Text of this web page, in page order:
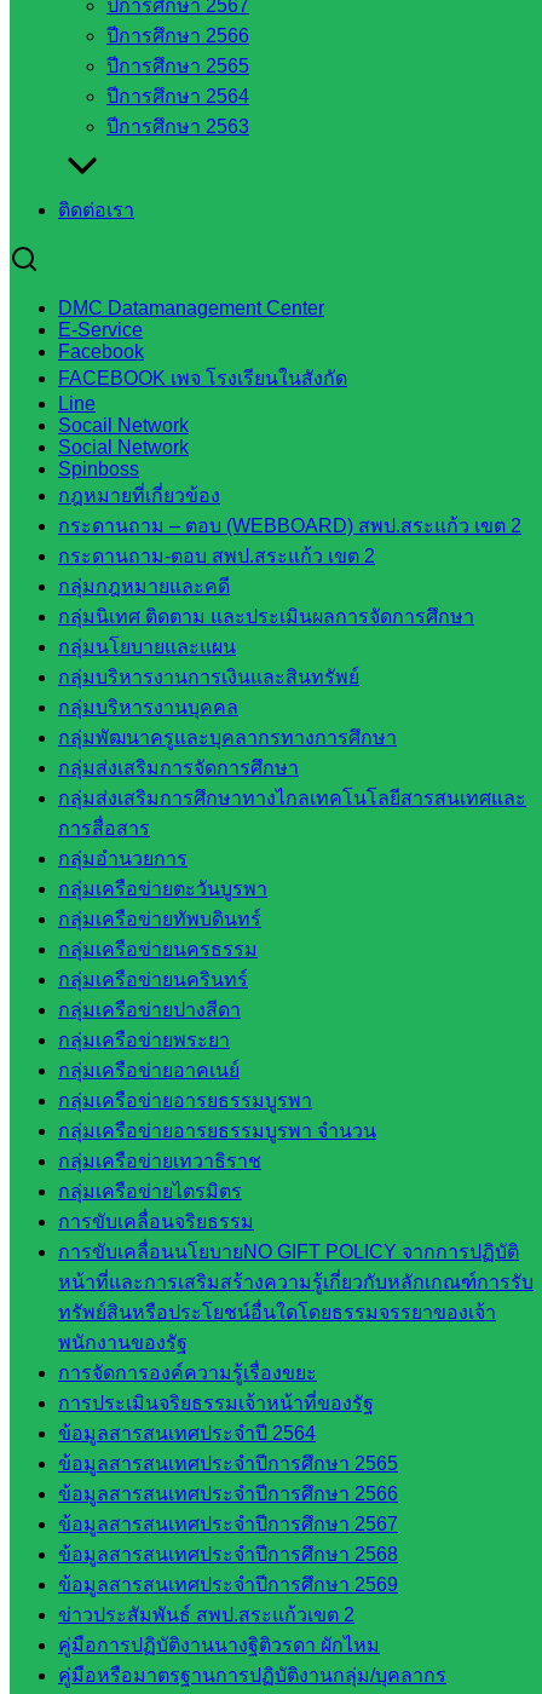
ปีการศึกษา 2567
ปีการศึกษา 2566
ปีการศึกษา 2565
ปีการศึกษา 2564
ปีการศึกษา 2563
ติดต่อเรา
DMC Datamanagement Center
E-Service
Facebook
FACEBOOK เพจ โรงเรียนในสังกัด
Line
Socail Network
Social Network
Spinboss
กฎหมายที่เกี่ยวข้อง
กระดานถาม – ตอบ (WEBBOARD) สพป.สระแก้ว เขต 2
กระดานถาม-ตอบ สพป.สระแก้ว เขต 2
กลุ่มกฎหมายและคดี
กลุ่มนิเทศ ติดตาม และประเมินผลการจัดการศึกษา
กลุ่มนโยบายและแผน
กลุ่มบริหารงานการเงินและสินทรัพย์
กลุ่มบริหารงานบุคคล
กลุ่มพัฒนาครูและบุคลากรทางการศึกษา
กลุ่มส่งเสริมการจัดการศึกษา
กลุ่มส่งเสริมการศึกษาทางไกลเทคโนโลยีสารสนเทศและ
การสื่อสาร
กลุ่มอำนวยการ
กลุ่มเครือข่ายตะวันบูรพา
กลุ่มเครือข่ายทัพบดินทร์
กลุ่มเครือข่ายนครธรรม
กลุ่มเครือข่ายนครินทร์
กลุ่มเครือข่ายปางสีดา
กลุ่มเครือข่ายพระยา
กลุ่มเครือข่ายอาคเนย์
กลุ่มเครือข่ายอารยธรรมบูรพา
กลุ่มเครือข่ายอารยธรรมบูรพา จำนวน
กลุ่มเครือข่ายเทวาธิราช
กลุ่มเครือข่ายไตรมิตร
การขับเคลื่อนจริยธรรม
การขับเคลื่อนนโยบายNO GIFT POLICY จากการปฏิบัติ
หน้าที่และการเสริมสร้างความรู้เกี่ยวกับหลักเกณฑ์การรับ
ทรัพย์สินหรือประโยชน์อื่นใดโดยธรรมจรรยาของเจ้า
พนักงานของรัฐ
การจัดการองค์ความรู้เรื่องขยะ
การประเมินจริยธรรมเจ้าหน้าที่ของรัฐ
ข้อมูลสารสนเทศประจำปี 2564
ข้อมูลสารสนเทศประจำปีการศึกษา 2565
ข้อมูลสารสนเทศประจำปีการศึกษา 2566
ข้อมูลสารสนเทศประจำปีการศึกษา 2567
ข้อมูลสารสนเทศประจำปีการศึกษา 2568
ข้อมูลสารสนเทศประจำปีการศึกษา 2569
ข่าวประสัมพันธ์ สพป.สระแก้วเขต 2
คู่มือการปฏิบัติงานนางฐิติวรดา ผักไหม
คู่มือหรือมาตรฐานการปฏิบัติงานกลุ่ม/บุคลากร
กศน.สระแก้ว
เว็บไซต์
กลุ่มงาน
กลุ่
มอำนวย
การ
กลุ่ม
บริหาร
งานงาน
เงินและ
สินทรัพย์
กลุ่มน
โยบาย
และแผน
กลุ่มส่ง
เสริมการ
จัดการ
ศึกษา
กลุ่ม
บริหาร
งาน
บุคคล
กลุ่ม
พัฒนาครู
และบุ
คลากรฯ
กลุ่มนิ
เทศ
ติดตาม
และประ
เมินผลฯ
เว็บไซต์
หลักสูตร
ต้าน
ทุจริต
ห้อง
นิเทศ
ศน.นิพนธ์
พรมพิไล
ห้อง
นิเทศ
ศน.ชยา
ธิศ/
ศน.อัญชลี
ห้อง
นิเทศ
ดร.สราว
ดี เพ็งศรี
โคตร